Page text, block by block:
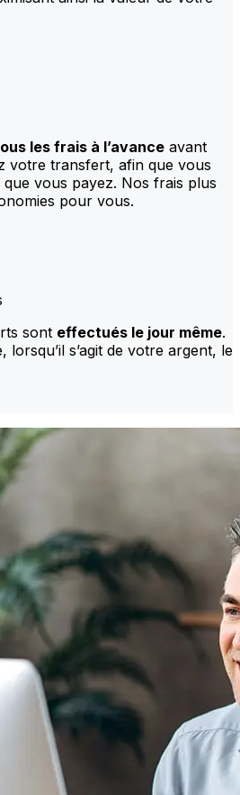
les frais à l’avance avant
votre transfert, afin que vous
vous payez. Nos frais plus
pour vous.
sont effectués le jour même.
s’agit de votre argent, le